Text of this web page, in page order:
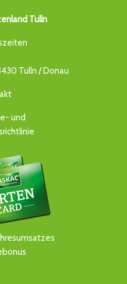
Tulln
Tulln / Donau
und